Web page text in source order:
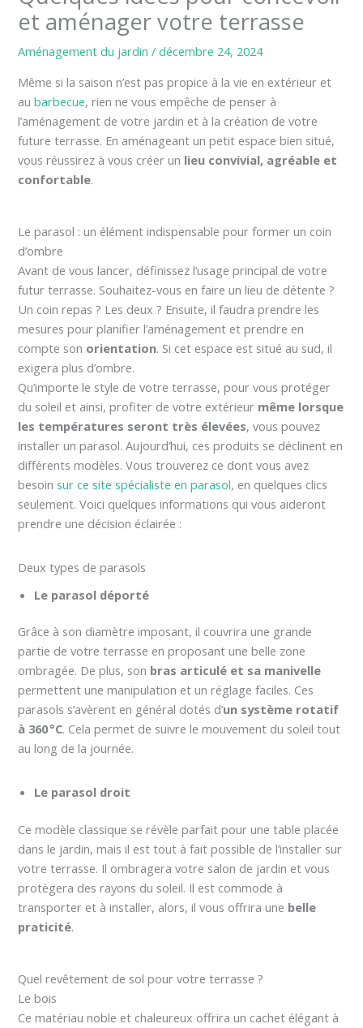
et aménager votre terrasse
Aménagement du jardin /décembre 24, 2024
Même si la saison n’est pas propice à la vie en extérieur et
aubarbecue, rien ne vous empêche de penser à
l’aménagement de votre jardin et à la création de votre
future terrasse. En aménageant un petit espace bien situé,
vous réussirez à vous créer un lieu convivial, agréable et
confortable.
Le parasol : un élément indispensable pour former un coin
d’ombre
Avant de vous lancer, définissez l’usage principal de votre
futur terrasse. Souhaitez-vous en faire un lieu de détente ?
Un coin repas ? Les deux ? Ensuite, il faudra prendre les
mesures pour planifier l’aménagement et prendre en
compte son orientation. Si cet espace est situé au sud, il
exigera plus d’ombre.
Qu’importe le style de votre terrasse, pour vous protéger
du soleil et ainsi, profiter de votre extérieur même lorsque
les températures seront très élevées, vous pouvez
installer un parasol. Aujourd’hui, ces produits se déclinent en
différents modèles. Vous trouverez ce dont vous avez
besoinsur ce site spécialiste en parasol, en quelques clics
seulement. Voici quelques informations qui vous aideront
prendre une décision éclairée :
Deux types de parasols
Le parasol déporté
Grâce à son diamètre imposant, il couvrira une grande
partie de votre terrasse en proposant une belle zone
ombragée. De plus, son bras articulé et sa manivelle
permettent une manipulation et un réglage faciles. Ces
parasols s’avèrent en général dotés d’un système rotatif
à 360 °C. Cela permet de suivre le mouvement du soleil tout
au long de la journée.
Le parasol droit
Ce modèle classique se révèle parfait pour une table placée
dans le jardin, mais il est tout à fait possible de l’installer sur
votre terrasse. Il ombragera votre salon de jardin et vous
protègera des rayons du soleil. Il est commode à
transporter et à installer, alors, il vous offrira une belle
praticité.
Quel revêtement de sol pour votre terrasse ?
Le bois
Ce matériau noble et chaleureux offrira un cachet élégant à